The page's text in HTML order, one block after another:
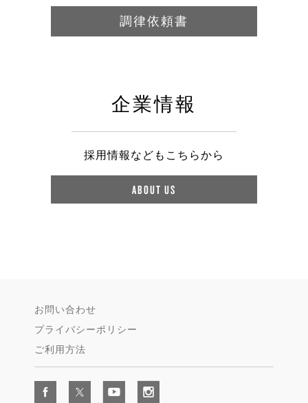
調律依頼書
企業情報
採用情報などもこちらから
ABOUT US
お問い合わせ
プライバシーポリシー
ご利用方法